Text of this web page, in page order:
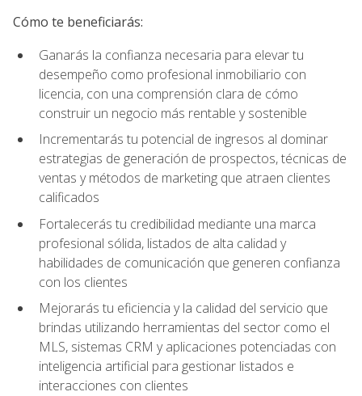
Cómo te beneficiarás:
Ganarás la confianza necesaria para elevar tu
desempeño como profesional inmobiliario con
licencia, con una comprensión clara de cómo
construir un negocio más rentable y sostenible
Incrementarás tu potencial de ingresos al dominar
estrategias de generación de prospectos, técnicas de
ventas y métodos de marketing que atraen clientes
calificados
Fortalecerás tu credibilidad mediante una marca
profesional sólida, listados de alta calidad y
habilidades de comunicación que generen confianza
con los clientes
Mejorarás tu eficiencia y la calidad del servicio que
brindas utilizando herramientas del sector como el
MLS, sistemas CRM y aplicaciones potenciadas con
inteligencia artificial para gestionar listados e
interacciones con clientes